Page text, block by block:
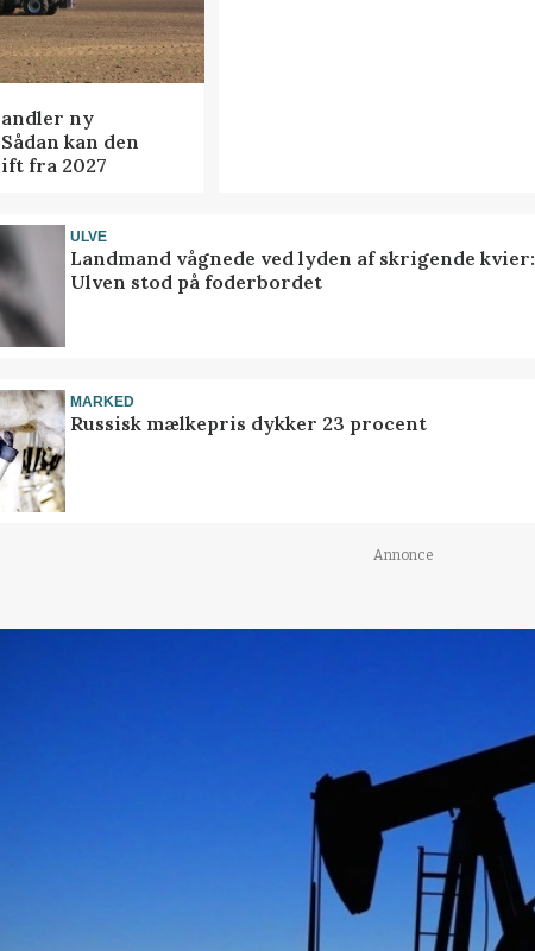
ny
kan den
fra 2027
ULVE
Landmand vågnede ved lyden af skrigende kvier:
Ulven stod på foderbordet
MARKED
Russisk mælkepris dykker 23 procent
Annonce